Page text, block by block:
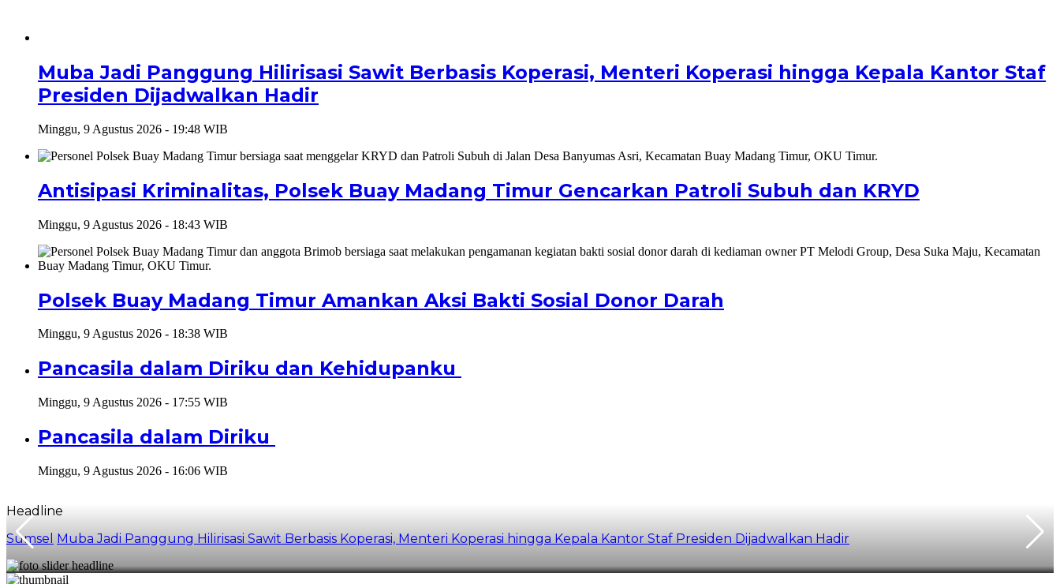
Muba Jadi Panggung Hilirisasi Sawit Berbasis Koperasi, Menteri Koperasi hingga Kepala Kantor Staf
Presiden Dijadwalkan Hadir
Minggu, 9 Agustus 2026 - 19:48 WIB
Antisipasi Kriminalitas, Polsek Buay Madang Timur Gencarkan Patroli Subuh dan KRYD
Minggu, 9 Agustus 2026 - 18:43 WIB
Polsek Buay Madang Timur Amankan Aksi Bakti Sosial Donor Darah
Minggu, 9 Agustus 2026 - 18:38 WIB
Pancasila dalam Diriku dan Kehidupanku
Minggu, 9 Agustus 2026 - 17:55 WIB
Pancasila dalam Diriku
Minggu, 9 Agustus 2026 - 16:06 WIB
Headline
Sumsel Muba Jadi Panggung Hilirisasi Sawit Berbasis Koperasi, Menteri Koperasi hingga Kepala Kantor Staf Presiden Dijadwalkan Hadir